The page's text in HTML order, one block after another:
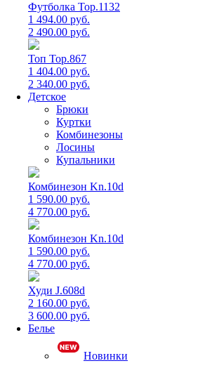
Футболка Top.1132
1 494.00 руб.
2 490.00 руб.
Топ Top.867
1 404.00 руб.
2 340.00 руб.
Детское
Брюки
Куртки
Комбинезоны
Лосины
Купальники
Комбинезон Kn.10d
1 590.00 руб.
4 770.00 руб.
Комбинезон Kn.10d
1 590.00 руб.
4 770.00 руб.
Худи J.608d
2 160.00 руб.
3 600.00 руб.
Белье
Новинки